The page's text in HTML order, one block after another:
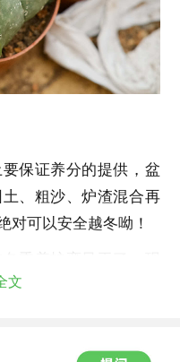
保证养分的提供，盆
、粗沙、炉渣混合再
对可以安全越冬呦！
你的鸾凤玉吧！
文